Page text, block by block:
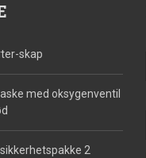
skap
med oksygenventil
2